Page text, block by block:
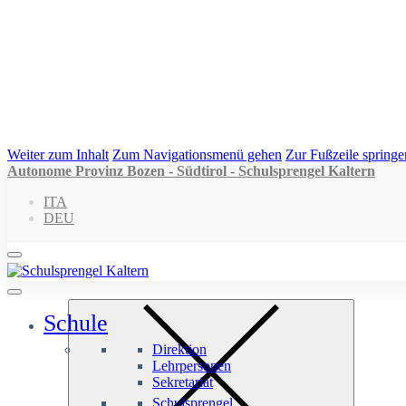
Weiter zum Inhalt Zum Navigationsmenü gehen Zur Fußzeile
Autonome Provinz Bozen - Südtirol - Schulsprengel Kaltern
ITA
DEU
Schule
Direktion
Lehrpersonen
Sekretariat
Schulsprengel